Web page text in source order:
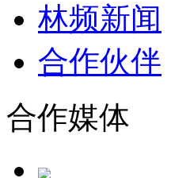
林频新闻
合作伙伴
合作媒体